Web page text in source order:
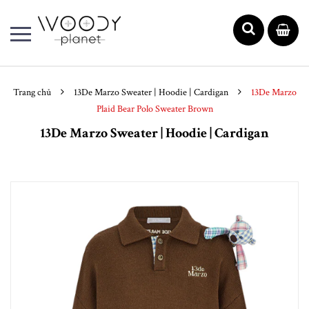
Trang chủ 13De Marzo Sweater | Hoodie | Cardigan
13De Marzo
Plaid Bear Polo Sweater Brown
13De Marzo Sweater | Hoodie | Cardigan